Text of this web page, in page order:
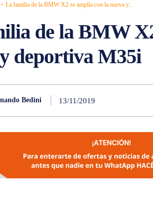
La familia de la BMW X2 se amplía con la nueva y...
de la BMW
deportiva M35i
Bedini 13/11/2019